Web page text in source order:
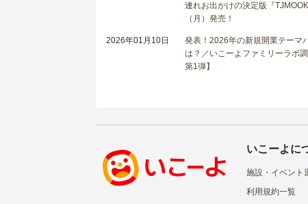
連れお出かけの決定版『
（月）発売！
2026年01月10日
発表！2026年の新規開業テー
は？／いこーよファミリーラボ
第1弾】
いこーよに
施設・イベント
利用規約一覧